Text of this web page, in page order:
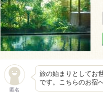
匿名
旅の始まりとしてお
です。こちらのお宿